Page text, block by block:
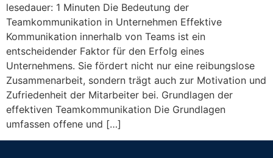
lesedauer: 1 Minuten Die Bedeutung der
Teamkommunikation in Unternehmen Effektive
Kommunikation innerhalb von Teams ist ein
entscheidender Faktor für den Erfolg eines
Unternehmens. Sie fördert nicht nur eine reibungslose
Zusammenarbeit, sondern trägt auch zur Motivation und
Zufriedenheit der Mitarbeiter bei. Grundlagen der
effektiven Teamkommunikation Die Grundlagen
umfassen offene und […]